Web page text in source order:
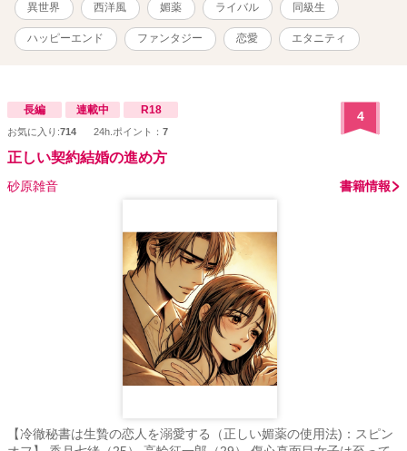
異世界 西洋風 媚薬 ライバル 同級生
ハッピーエンド ファンタジー 恋愛 エタニティ
長編 連載中 R18
お気に入り:714 24h.ポイント： 7
4
正しい契約結婚の進め方
砂原雑音 書籍情報
【冷徹秘書は生贄の恋人を溺愛する（正しい媚薬の使用法)：スピン